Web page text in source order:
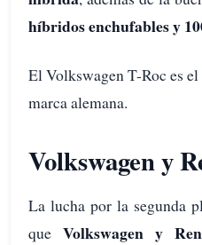
híbridos enchufables y
El Volkswagen T-Roc es
marca alemana.
Volkswagen y
La lucha por la segunda
que Volkswagen y